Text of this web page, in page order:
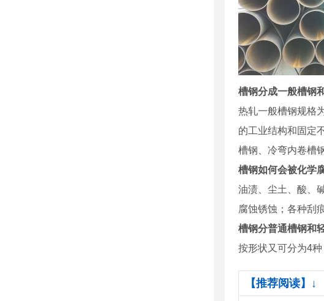
槽钢分成一般槽钢
热轧一般槽钢规格
的工业结构和固定
槽钢、冷弯内卷槽
槽钢如何会被化学
油渍、尘土、酸、
腐蚀锈蚀；各种刮
槽钢分普通槽钢和
按形状又可分为4
【推荐阅读】↓